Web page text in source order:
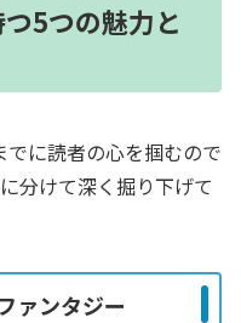
つ5つの魅力と
に読者の心を掴むので
分けて深く掘り下げて
ァンタジー